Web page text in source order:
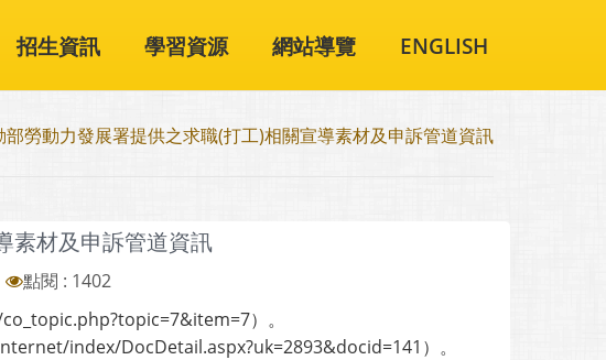
招生資訊 學習資源 網站導覽 ENGLISH
部勞動力發展署提供之求職(打工)相關宣導素材及申訴管道資訊
素材及申訴管道資訊
點閱 : 1402
）。
index/DocDetail.aspx?uk=2893&docid=141）。